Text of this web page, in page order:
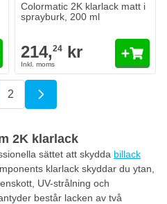
Colormatic 2K klarlack matt i
sprayburk, 200 ml
214,24 kr
currently reading page
Sida
2
2K klarlack
sättet att skydda billack
klarlack skyddar du ytan,
UV-strålning och
består lacken av två